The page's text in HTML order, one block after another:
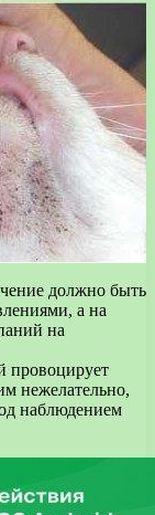
должно быть
а на
на
провоцирует
нежелательно,
наблюдением